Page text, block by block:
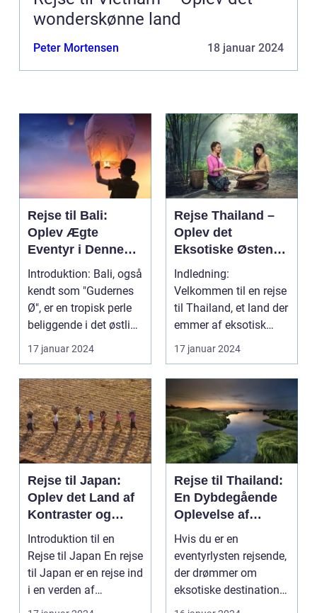
wonderskønne land
Peter Mortensen 18 januar 2024
Rejse til Bali:
Oplev Ægte
Eventyr i Denne
Indonesiske
Drømmedestinatio
n
Introduktion: Bali, også
kendt som "Gudernes
Ø", er en tropisk perle
beliggende i det østlige
Indon...
17 januar 2024
Rejse Thailand –
Oplev det
Eksotiske Østens
Vidunderland
Indledning:
Velkommen til en rejse
til Thailand, et land der
emmer af eksotisk
kultur, smukke strand...
17 januar 2024
Rejse til Japan:
Oplev det Land af
Kontraster og
Skønhed
Introduktion til en
Rejse til Japan En rejse
til Japan er en rejse ind
i en verden af
kontraster og...
Rejse til Thailand:
En Dybdegående
Oplevelse af
Eventyr og Kultur
Hvis du er en
eventyrlysten rejsende,
der drømmer om
eksotiske destinationer
og unikke oplevelser,